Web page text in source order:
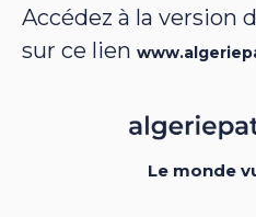
Accédez à la version
sur ce lien
Le monde